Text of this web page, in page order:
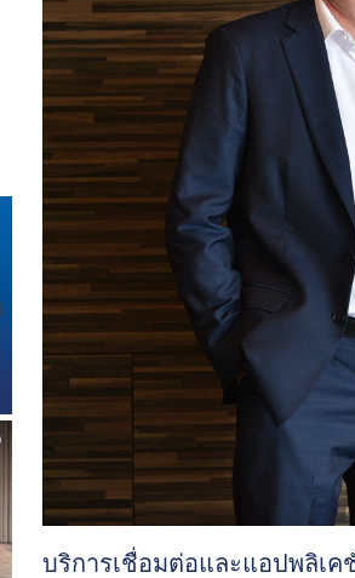
บริการเชื่อมต่อและแอปพลิเ